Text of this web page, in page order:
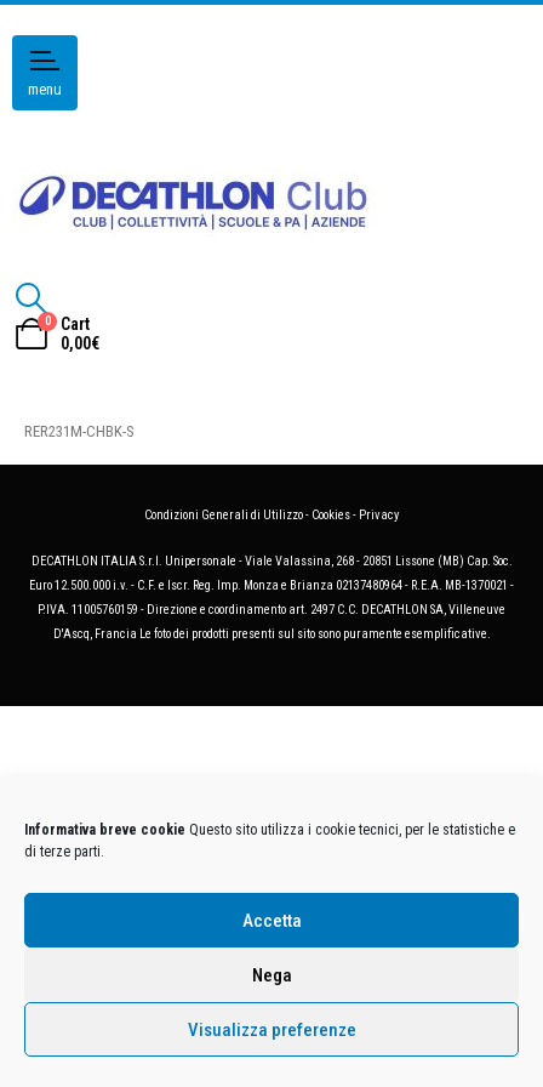
Informativa breve cookie Questo sito utilizza i cookie tecnici, per le statistiche e
di terze parti.
Accetta
Nega
Visualizza preferenze
menu
0
Cart
0,00€
RER231M-CHBK-S
Condizioni Generali di Utilizzo- Cookies- Privacy
DECATHLON ITALIA S.r.l. Unipersonale - Viale Valassina, 268 - 20851 Lissone (MB) Cap. Soc.
Euro 12.500.000 i.v. - C.F. e Iscr. Reg. Imp. Monza e Brianza 02137480964 - R.E.A. MB-1370021 -
P.IVA. 11005760159 - Direzione e coordinamento art. 2497 C.C. DECATHLON SA, Villeneuve
D'Ascq, Francia Le foto dei prodotti presenti sul sito sono puramente esemplificative.